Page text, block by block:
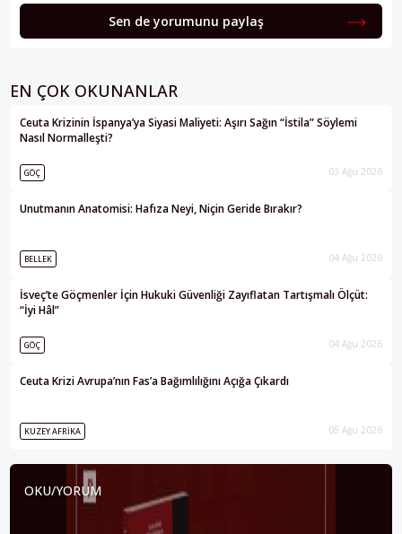
Sen de yorumunu paylaş
EN ÇOK OKUNANLAR
Ceuta Krizinin İspanya’ya Siyasi Maliyeti: Aşırı Sağın “İstila” Söylemi
Nasıl Normalleşti?
GÖÇ 03 Ağu 2026
Unutmanın Anatomisi: Hafıza Neyi, Niçin Geride Bırakır?
BELLEK 04 Ağu 2026
İsveç’te Göçmenler İçin Hukuki Güvenliği Zayıflatan Tartışmalı Ölçüt:
“İyi Hâl”
GÖÇ 04 Ağu 2026
Ceuta Krizi Avrupa’nın Fas’a Bağımlılığını Açığa Çıkardı
KUZEY AFRIKA 05 Ağu 2026
OKU/YORUM